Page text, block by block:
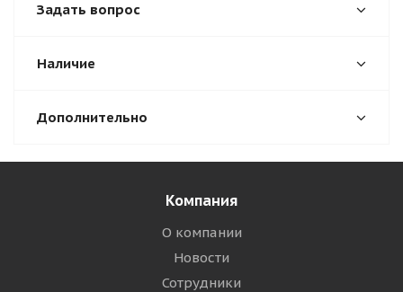
Задать вопрос
Наличие
Дополнительно
Компания
О компании
Новости
Сотрудники